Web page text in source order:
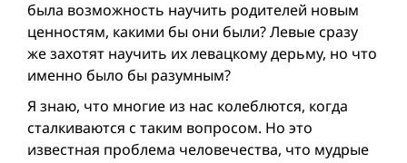
была возможность научить родителей новым
ценностям, какими бы они были? Левые сразу
же захотят научить их левацкому дерьму, но что
именно было бы разумным?
Я знаю, что многие из нас колеблются, когда
сталкиваются с таким вопросом. Но это
известная проблема человечества, что мудрые